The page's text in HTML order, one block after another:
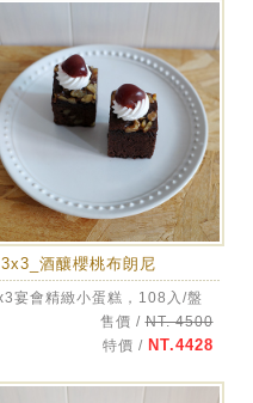
3x3_酒釀櫻桃布朗尼
宴會精緻小蛋糕，108入/盤
售價 /NT. 4500
特價 / NT.4428